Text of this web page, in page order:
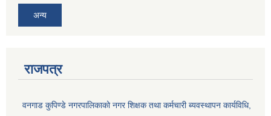
अन्य
राजपत्र
वनगाड कुपिण्डे नगरपालिकाको नगर शिक्षक तथा कर्मचारी ब्यवस्थापन कार्यविधि,